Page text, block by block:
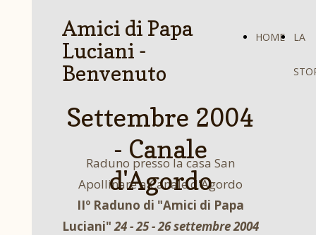
Amici di Papa
Luciani -
Benvenuto
HOME LA
Settembre 2004
- Canale
d'Agordo
Raduno presso la casa San
Apollinare a Canale d'Agordo
IIº Raduno di "Amici di Papa
Luciani"24 - 25 - 26 settembre 2004